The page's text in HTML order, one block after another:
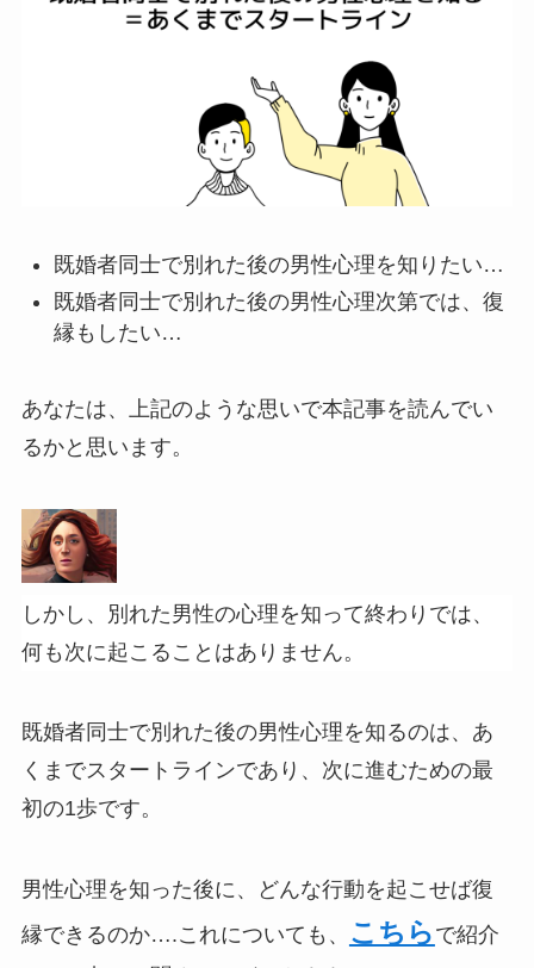
既婚者同士で別れた後の男性心理を知りたい…
既婚者同士で別れた後の男性心理次第では、復
縁もしたい…
あなたは、上記のような思いで本記事を読んでい
るかと思います。
しかし、別れた男性の心理を知って終わりでは、
何も次に起こることはありません。
既婚者同士で別れた後の男性心理を知るのは、あ
くまでスタートラインであり、次に進むための最
初の1歩です。
男性心理を知った後に、どんな行動を起こせば復
縁できるのか….これについても、
こちら で紹介